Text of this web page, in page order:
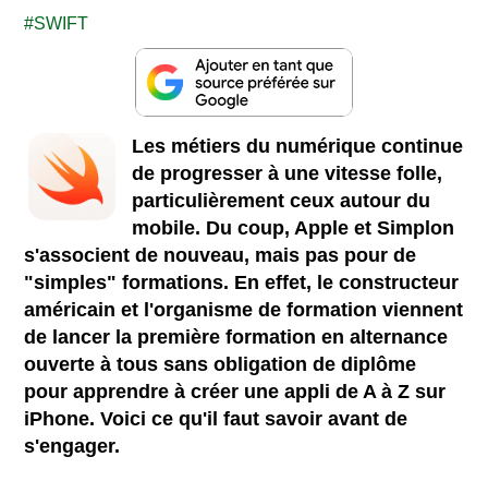
SWIFT
Les métiers du numérique continue
de progresser à une vitesse folle,
particulièrement ceux autour du
mobile. Du coup, Apple et Simplon
s'associent de nouveau, mais pas pour de
"simples" formations. En effet, le constructeur
américain et l'organisme de formation viennent
de lancer la première formation en alternance
ouverte à tous sans obligation de diplôme
pour apprendre à créer une appli de A à Z sur
iPhone. Voici ce qu'il fautsavoir avant de
s'engager.